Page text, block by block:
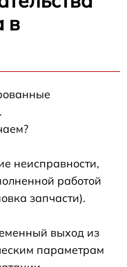
в
неисправности,
работой
запчасти).
выход из
параметрам